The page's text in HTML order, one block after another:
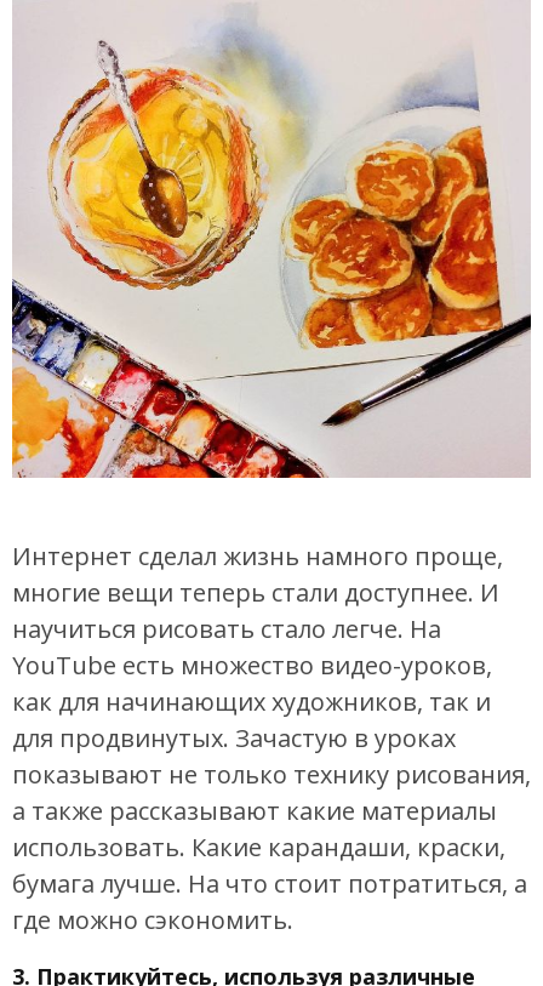
Интернет сделал жизнь намного проще,
многие вещи теперь стали доступнее. И
научиться рисовать стало легче. На
YouTube есть множество видео-уроков,
как для начинающих художников, так и
для продвинутых. Зачастую в уроках
показывают не только технику рисования,
а также рассказывают какие материалы
использовать. Какие карандаши, краски,
бумага лучше. На что стоит потратиться, а
где можно сэкономить.
3. Практикуйтесь, используя различные